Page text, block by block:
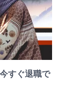
すぐ退職で